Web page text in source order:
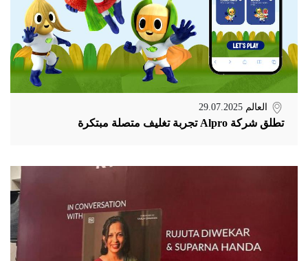
العالم 29.07.2025
تطلق شركة Alpro تجربة تغليف متصلة مبتكرة